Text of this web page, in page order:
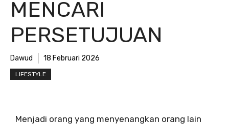
MENCARI
PERSETUJUAN
Dawud 18 Februari 2026
LIFESTYLE
Menjadi orang yang menyenangkan orang lain